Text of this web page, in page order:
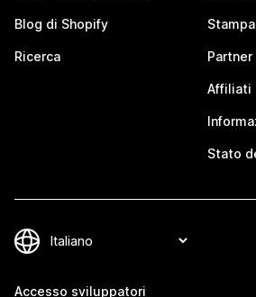
Blog di Shopify
Ricerca Partner
Affiliati
Stato
Accesso sviluppatori